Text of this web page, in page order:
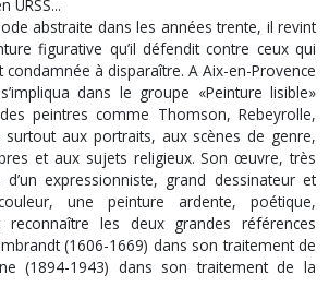
URSS...
abstraite dans les années trente, il revint
figurative qu’il défendit contre ceux qui
condamnée à disparaître. A Aix-en-Provence
dans le groupe «Peinture lisible»
peintres comme Thomson, Rebeyrolle,
surtout aux portraits, aux scènes de genre,
et aux sujets religieux. Son œuvre, très
expressionniste, grand dessinateur et
une peinture ardente, poétique,
les deux grandes références
(1606-1669) dans son traitement de
(1894-1943) dans son traitement de la